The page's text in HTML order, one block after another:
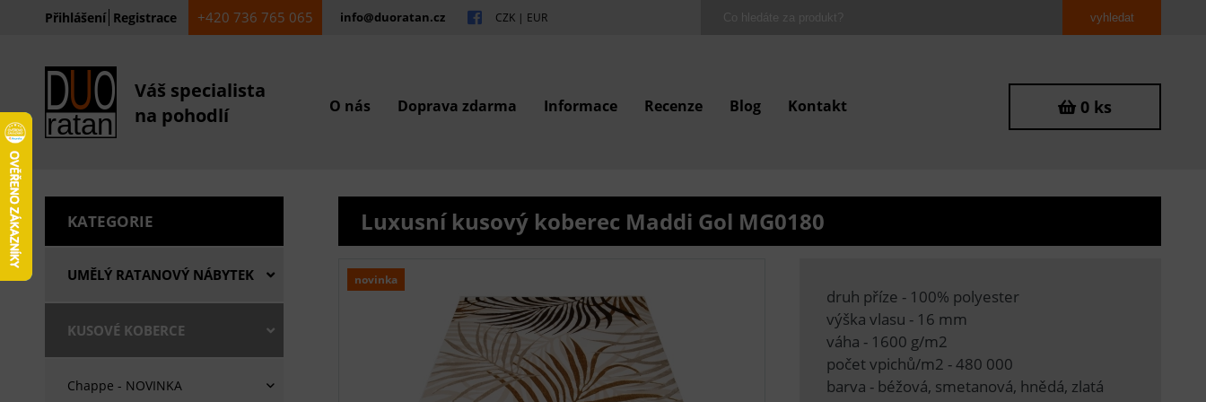
Přihlášení Registrace +420 736 765 065 info@duoratan.cz CZK | EUR
Váš specialista
na pohodlí
O nás Doprava zdarma Informace Recenze Blog Kontakt 0 ks
KATEGORIE
UMĚLÝ RATANOVÝ NÁBYTEK
KUSOVÉ KOBERCE
Chappe - NOVINKA
Luxusní kusový koberec Maddi Gol MG0180
novinka
druh příze - 100% polyester
výška vlasu - 16 mm
váha - 1600 g/m2
počet vpichů/m2 - 480 000
barva - béžová, smetanová, hnědá, zlatá